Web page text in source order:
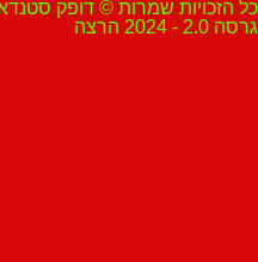
שמרות © דופק סטנדאפ ובידור 2014-